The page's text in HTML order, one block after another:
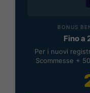
BONUS
Fino a
Per i nuovi
Scommesse +